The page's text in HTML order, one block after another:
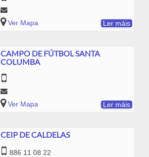
Ver Mapa Ler máis
CAMPO DE FÚTBOL SANTA
COLUMBA
Ver Mapa Ler máis
CEIP DE CALDELAS
886 11 08 22